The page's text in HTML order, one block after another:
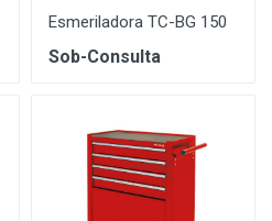
Esmeriladora TC-BG 150
Sob-Consulta